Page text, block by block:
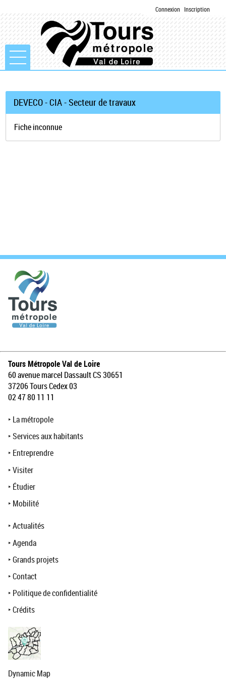
Connexion Inscription
Ouvrir le menu
Mon compte
DEVECO - CIA - Secteur de travaux
Fiche inconnue
Tours Métropole Val de Loire
60 avenue marcel Dassault CS 30651
37206 Tours Cedex 03
02 47 80 11 11
‣ La métropole
‣Services aux habitants
‣ Entreprendre
‣Visiter
‣ Étudier
‣ Mobilité
‣Actualités
‣Agenda
‣Grands projets
‣Contact
‣ Politique de confidentialité
‣Crédits
Dynamic Map